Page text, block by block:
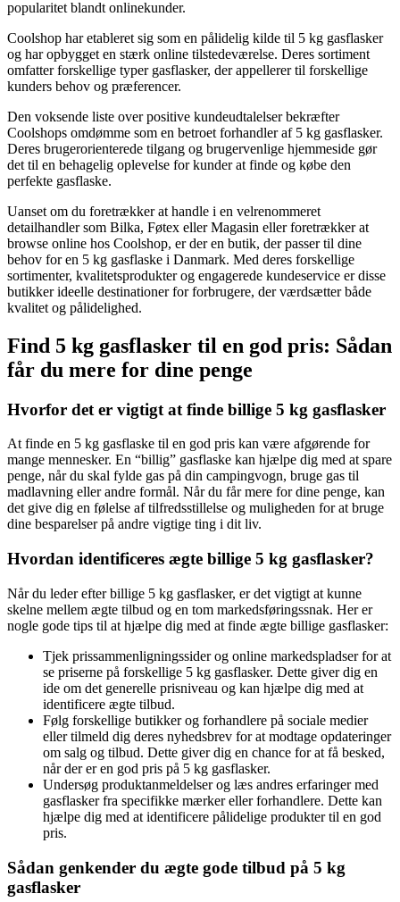
popularitet blandt onlinekunder.
Coolshop har etableret sig som en pålidelig kilde til 5 kg gasflasker
og har opbygget en stærk online tilstedeværelse. Deres sortiment
omfatter forskellige typer gasflasker, der appellerer til forskellige
kunders behov og præferencer.
Den voksende liste over positive kundeudtalelser bekræfter
Coolshops omdømme som en betroet forhandler af 5 kg gasflasker.
Deres brugerorienterede tilgang og brugervenlige hjemmeside gør
det til en behagelig oplevelse for kunder at finde og købe den
perfekte gasflaske.
Uanset om du foretrækker at handle i en velrenommeret
detailhandler som Bilka, Føtex eller Magasin eller foretrækker at
browse online hos Coolshop, er der en butik, der passer til dine
behov for en 5 kg gasflaske i Danmark. Med deres forskellige
sortimenter, kvalitetsprodukter og engagerede kundeservice er disse
butikker ideelle destinationer for forbrugere, der værdsætter både
kvalitet og pålidelighed.
Find 5 kg gasflasker til en god pris: Sådan
får du mere for dine penge
Hvorfor det er vigtigt at finde billige 5 kg gasflasker
At finde en 5 kg gasflaske til en god pris kan være afgørende for
mange mennesker. En “billig” gasflaske kan hjælpe dig med at spare
penge, når du skal fylde gas på din campingvogn, bruge gas til
madlavning eller andre formål. Når du får mere for dine penge, kan
det give dig en følelse af tilfredsstillelse og muligheden for at bruge
dine besparelser på andre vigtige ting i dit liv.
Hvordan identificeres ægte billige 5 kg gasflasker?
Når du leder efter billige 5 kg gasflasker, er det vigtigt at kunne
skelne mellem ægte tilbud og en tom markedsføringssnak. Her er
nogle gode tips til at hjælpe dig med at finde ægte billige gasflasker:
Tjek prissammenligningssider og online markedspladser for at
se priserne på forskellige 5 kg gasflasker. Dette giver dig en
ide om det generelle prisniveau og kan hjælpe dig med at
identificere ægte tilbud.
Følg forskellige butikker og forhandlere på sociale medier
eller tilmeld dig deres nyhedsbrev for at modtage opdateringer
om salg og tilbud. Dette giver dig en chance for at få besked,
når der er en god pris på 5 kg gasflasker.
Undersøg produktanmeldelser og læs andres erfaringer med
gasflasker fra specifikke mærker eller forhandlere. Dette kan
hjælpe dig med at identificere pålidelige produkter til en god
pris.
Sådan genkender du ægte gode tilbud på 5 kg
gasflasker